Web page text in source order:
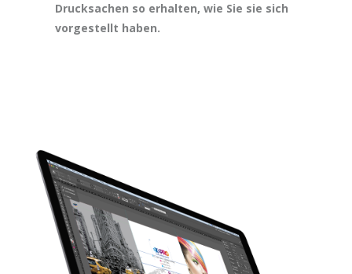
Drucksachen so erhalten, wie Sie sie sich
vorgestellt haben.